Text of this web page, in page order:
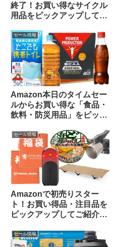
終了！お買い得なサイクル
用品をピックアップしてみ
セール情報
Amazon本日のタイムセー
ルからお買い得な「食品・
飲料・防災用品」をピック
セール情報
Amazonで初売りスター
ト！お買い得品・注目品を
ピックアップしてご紹介し
セール情報